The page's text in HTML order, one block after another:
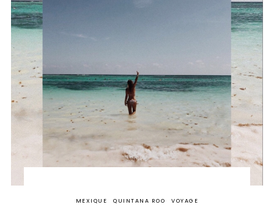
MEXIQUE QUINTANA ROO VOYAGE